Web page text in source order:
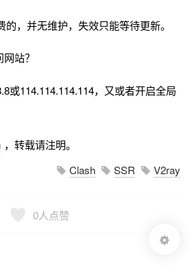
，并无维护，失效只能等待更新。
站？
或114.114.114.114，又或者开启全局
，转载请注明。
Clash
SSR V2ray
0人点赞